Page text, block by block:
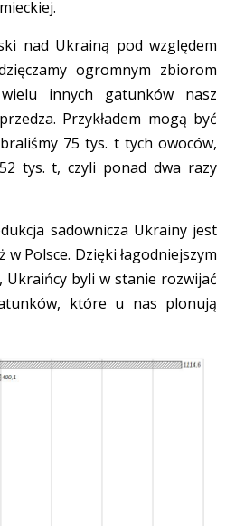
nad Ukrainą pod względem
ogromnym zbiorom
innych gatunków nasz
Przykładem mogą być
75 tys. t tych owoców,
tys. t, czyli ponad dwa razy
sadownicza Ukrainy jest
Polsce. Dzięki łagodniejszym
byli w stanie rozwijać
które u nas plonują